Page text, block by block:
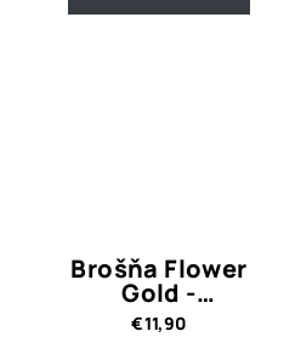
Brošňa Flower
Gold -
antialergická
€11,90